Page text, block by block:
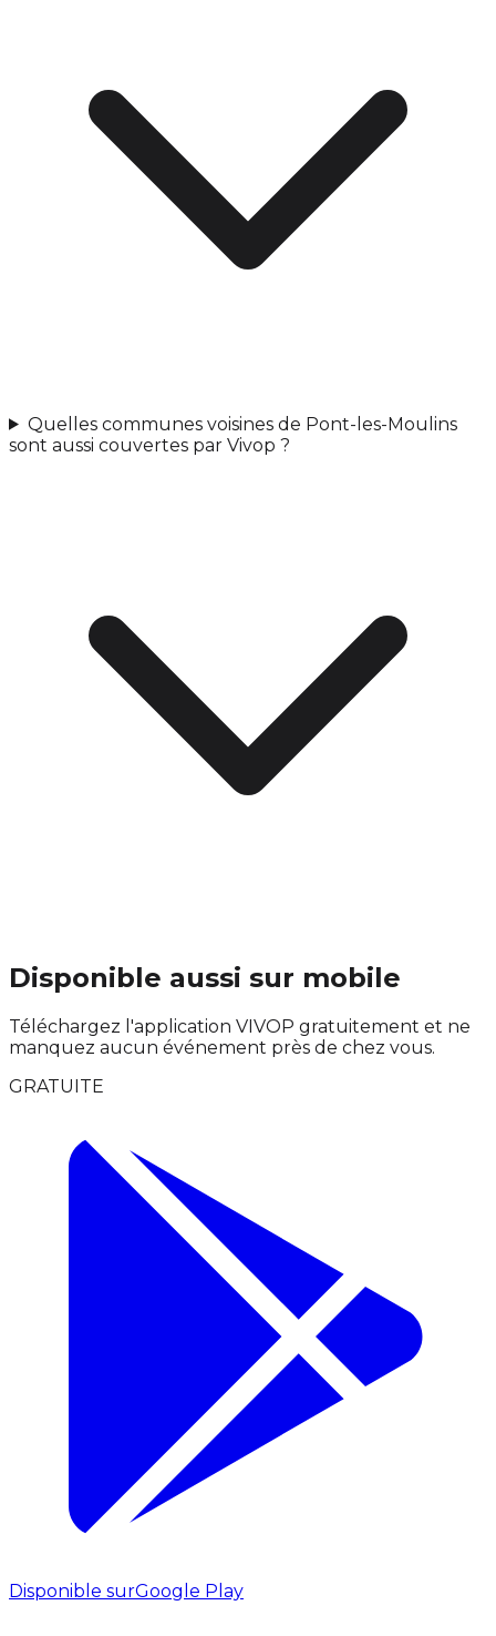
Quelles communes voisines de Pont-les-Moulins
sont aussi couvertes par Vivop ?
Disponible aussi sur mobile
Téléchargez l'application VIVOP gratuitement et ne
manquez aucun événement près de chez vous.
GRATUITE
Disponible surGoogle Play